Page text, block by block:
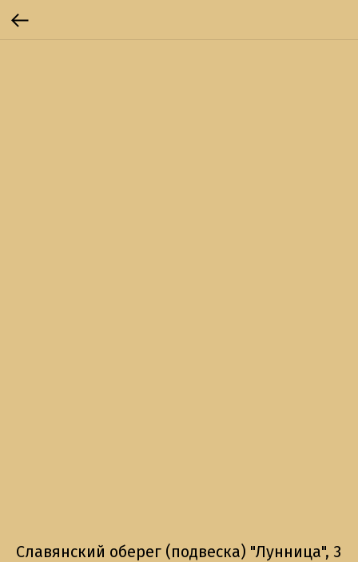
Славянский оберег (подвеска) "Лунница", 3